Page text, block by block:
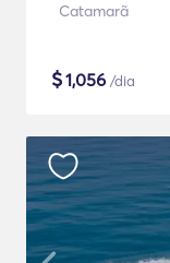
Catamarã
$1,056 /dia